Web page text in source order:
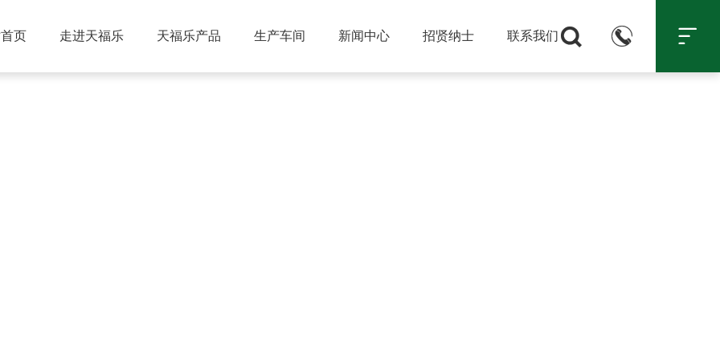
页 走进天福乐 天福乐产品 生产车间 新闻中心 招贤纳士 联系我们   